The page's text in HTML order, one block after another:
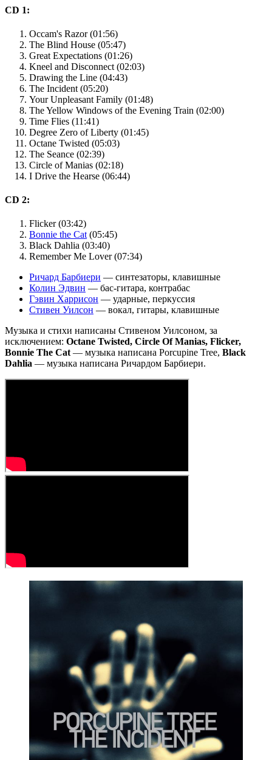
CD 1:
Occam's Razor (01:56)
The Blind House (05:47)
Great Expectations (01:26)
Kneel and Disconnect (02:03)
Drawing the Line (04:43)
The Incident (05:20)
Your Unpleasant Family (01:48)
The Yellow Windows of the Evening Train (02:00)
Time Flies (11:41)
Degree Zero of Liberty (01:45)
Octane Twisted (05:03)
The Seance (02:39)
Circle of Manias (02:18)
I Drive the Hearse (06:44)
CD 2:
Flicker (03:42)
Bonnie the Cat(05:45)
Black Dahlia (03:40)
Remember Me Lover (07:34)
Ричард Барбиери — синтезаторы, клавишные
Колин Эдвин — бас-гитара, контрабас
Гэвин Харрисон — ударные, перкуссия
Стивен Уилсон — вокал, гитары, клавишные
Музыка и стихи написаны Стивеном Уилсоном, за
исключением: Octane Twisted, Circle Of Manias, Flicker,
Bonnie The Cat— музыка написана Porcupine Tree, Black
Dahlia — музыка написана Ричардом Барбиери.